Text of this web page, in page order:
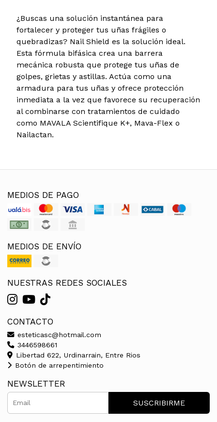
¿Buscas una solución instantánea para
fortalecer y proteger tus uñas frágiles o
quebradizas? Nail Shield es la solución ideal.
Esta fórmula bifásica crea una barrera
mecánica robusta que protege tus uñas de
golpes, grietas y astillas. Actúa como una
armadura para tus uñas y ofrece protección
inmediata a la vez que favorece su recuperación
al combinarse con tratamientos de cuidado
como MAVALA Scientifique K+, Mava-Flex o
Nailactan.
MEDIOS DE PAGO
MEDIOS DE ENVÍO
NUESTRAS REDES SOCIALES
CONTACTO
esteticasc@hotmail.com
3446598661
Libertad 622, Urdinarrain, Entre Rios
Botón de arrepentimiento
NEWSLETTER
SUSCRIBIRME